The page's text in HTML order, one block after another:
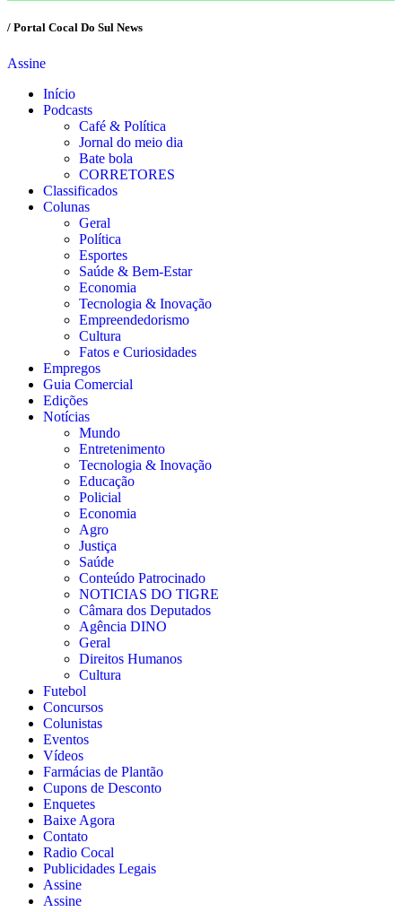
/ Portal Cocal Do Sul News
Assine
Início
Podcasts
Café & Política
Jornal do meio dia
Bate bola
CORRETORES
Classificados
Colunas
Geral
Política
Esportes
Saúde & Bem-Estar
Economia
Tecnologia & Inovação
Empreendedorismo
Cultura
Fatos e Curiosidades
Empregos
Guia Comercial
Edições
Notícias
Mundo
Entretenimento
Tecnologia & Inovação
Educação
Policial
Economia
Agro
Justiça
Saúde
Conteúdo Patrocinado
NOTICIAS DO TIGRE
Câmara dos Deputados
Agência DINO
Geral
Direitos Humanos
Cultura
Futebol
Concursos
Colunistas
Eventos
Vídeos
Farmácias de Plantão
Cupons de Desconto
Enquetes
Baixe Agora
Contato
Radio Cocal
Publicidades Legais
Assine
Assine